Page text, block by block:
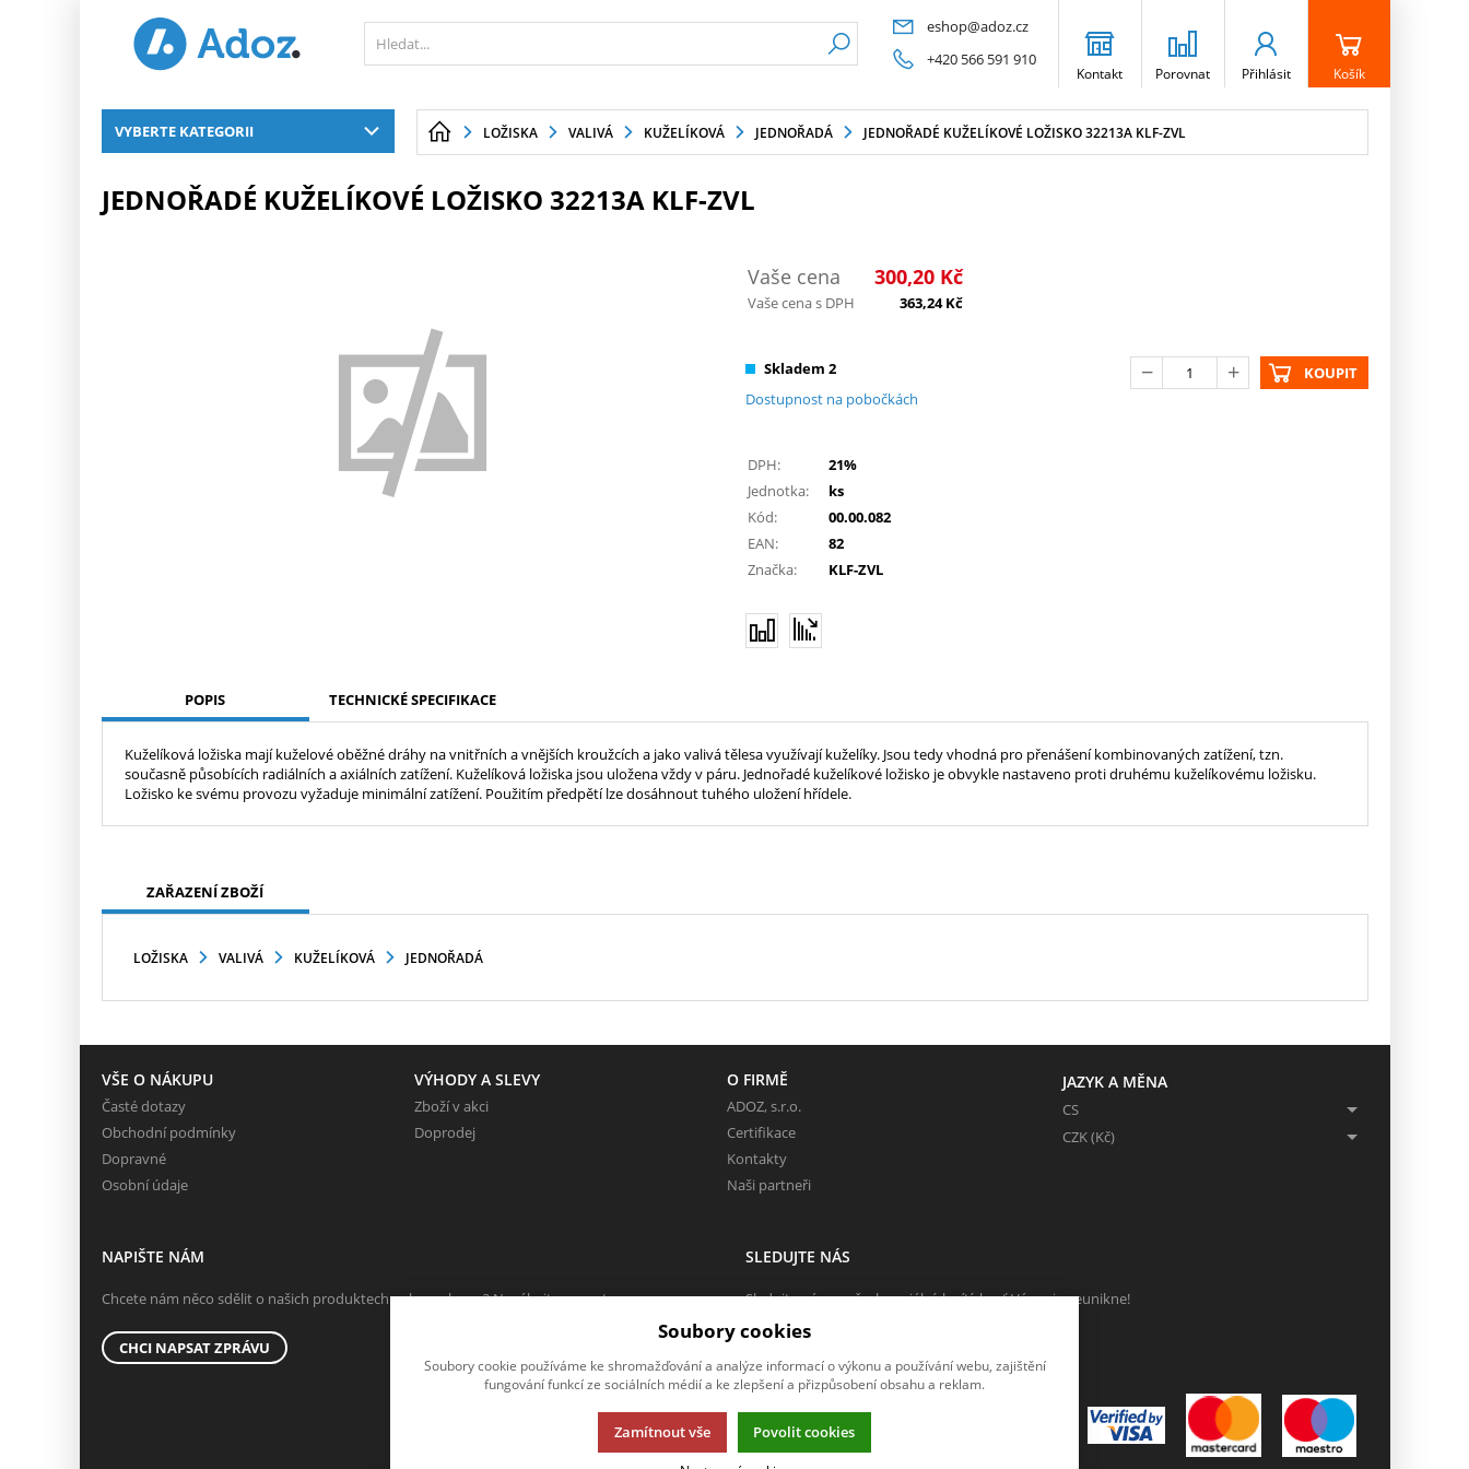
eshop@adoz.cz
+420 566 591 910
Kontakt Porovnat Přihlásit Košík
VYBERTE KATEGORII LOŽISKA VALIVÁ KUŽELÍKOVÁ JEDNOŘADÁ JEDNOŘADÉ KUŽELÍKOVÉ LOŽISKO 32213A KLF-ZVL
JEDNOŘADÉ KUŽELÍKOVÉ LOŽISKO 32213A KLF-ZVL
Vaše cena 300,20 Kč
Vaše cena s DPH 363,24Kč
Skladem 2
Dostupnost na pobočkách
KOUPIT
DPH:
21%
Jednotka:
ks
Kód:
00.00.082
EAN:
82
Značka:
KLF-ZVL
POPIS TECHNICKÉ SPECIFIKACE
Kuželíková ložiska mají kuželové oběžné dráhy na vnitřních a vnějších kroužcích a jako valivá tělesa využívají kuželíky. Jsou tedy vhodná pro přenášení kombinovaných zatížení, tzn.
současně působících radiálních a axiálních zatížení. Kuželíková ložiska jsou uložena vždy v páru. Jednořadé kuželíkové ložisko je obvykle nastaveno proti druhému kuželíkovému ložisku.
Ložisko ke svému provozu vyžaduje minimální zatížení. Použitím předpětí lze dosáhnout tuhého uložení hřídele.
ZAŘAZENÍ ZBOŽÍ
LOŽISKA VALIVÁ KUŽELÍKOVÁ JEDNOŘADÁ
VŠE O NÁKUPU
Časté dotazy
Obchodní podmínky
Dopravné
Osobní údaje
VÝHODY A SLEVY
Zboží v akci
Doprodej
O FIRMĚ
ADOZ, s.r.o.
Certifikace
Kontakty
Naši partneři
JAZYK A MĚNA
CS
CZK (Kč)
NAPIŠTE NÁM
Chcete nám něco sdělit o našich produktech nebo e-shopu? Neváhejte napsat.
CHCI NAPSAT ZPRÁVU
SLEDUJTE NÁS
Sledujte nás na všech sociálních sítích, ať Vám nic neunikne!
Soubory cookies
Soubory cookie používáme ke shromažďování a analýze informací o výkonu a používání webu, zajištění
fungování funkcí ze sociálních médií a ke zlepšení a přizpůsobení obsahu a reklam.
Zamítnout vše Povolit cookies